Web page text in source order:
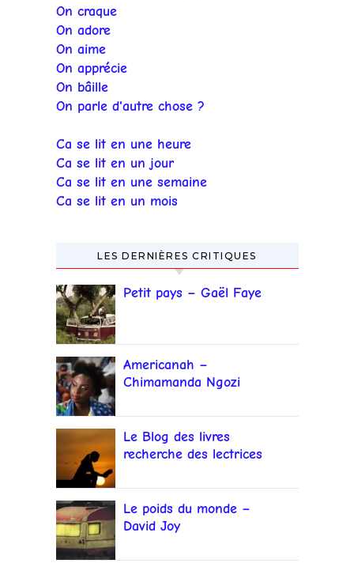
On craque
On adore
On aime
On apprécie
On bâille
On parle d'autre chose ?
Ca se lit en une heure
Ca se lit en un jour
Ca se lit en une semaine
Ca se lit en un mois
LES DERNIÈRES CRITIQUES
Petit pays – Gaël Faye
Americanah –
Chimamanda Ngozi
Le Blog des livres
recherche des lectrices
Le poids du monde –
David Joy